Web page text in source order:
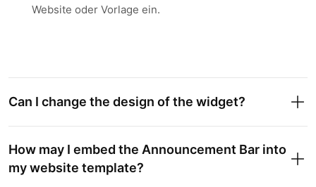
Website oder Vorlage ein.
Can I change the design of the widget?
How may I embed the Announcement Bar into
my website template?